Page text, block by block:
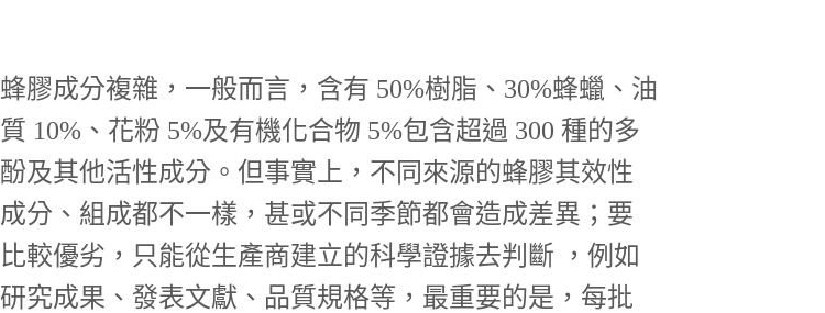
蜂膠成分複雜，一般而言，含有 50%樹脂、30%蜂蠟、油
質 10%、花粉 5%及有機化合物 5%包含超過 300 種的多
酚及其他活性成分。但事實上，不同來源的蜂膠其效性
成分、組成都不一樣，甚或不同季節都會造成差異；要
比較優劣，只能從生產商建立的科學證據去判斷 ，例如
研究成果、發表文獻、品質規格等，最重要的是，每批